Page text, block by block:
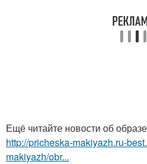
Ещё читайте новости об
http://pricheska-makiyazh.ru-
makiyazh/obr...